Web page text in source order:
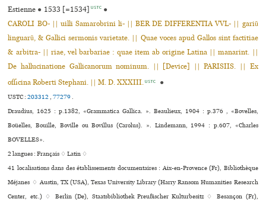
Estienne ● 1533 [=1534] USTC ●
CAROLI BO- || uilli Samarobrini li- || BER DE DIFFERENTIA VVL- || gariũ
linguarũ, & Gallici sermonis varietate. || Quae voces apud Gallos sint factitiae
& arbitra- || riae, vel barbariae : quae item ab origine Latina || manarint. ||
De hallucinatione Gallicanorum nominum. || [Device] || PARISIIS. || Ex
officina Roberti Stephani. || M. D. XXXIII. USTC ●
USTC :203312,77279.
Draudius, 1625 : p.1382, «Grammatica Gallica. ». Beaulieux, 1904 : p.376 , «Bovelles,
Boüelles, Bouille, Boville ou Bovillus (Carolus). ». Lindemann, 1994 : p.607, «Charles
BOVELLES».
2 langues :Français ♢Latin ♢
41 localisations dans des établissements documentaires : Aix-en-Provence (Fr), Bibliothèque
Méjanes ♢ Austin, TX (USA), Texas University Library (Harry Ransom Humanities Research
Center, etc.) ♢ Berlin (De), Staatsbibliothek Preußischer Kulturbesitz ♢ Besançon (Fr),